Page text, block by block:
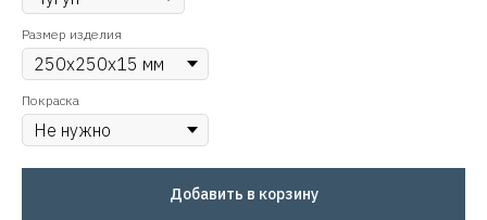
Размер изделия
Покраска
Добавить в корзину